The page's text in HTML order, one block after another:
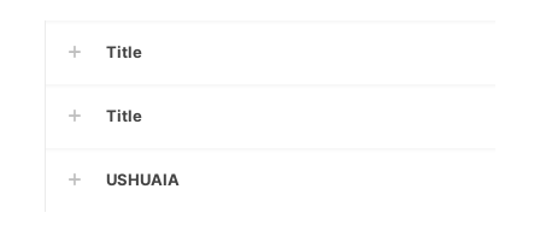
Title
Title
USHUAIA